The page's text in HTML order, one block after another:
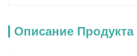
Описание Продукта